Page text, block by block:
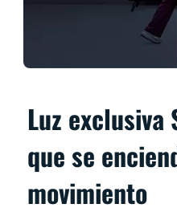
Luz exclusiva
que se
movimiento